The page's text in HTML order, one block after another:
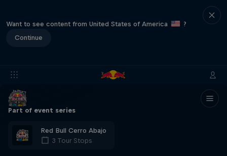
Want to see content from United States of America
?
Continue
Part of event series
Red Bull Cerro Abajo
3 Tour Stops